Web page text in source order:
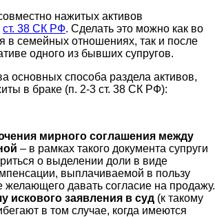
нажитых активов
ст. 38 СК РФ. Сделать это можно как во
в семейных отношениях, так и после
одного из бывших супругов.
основных способа раздела активов,
в браке (п. 2-3 ст. 38 СК РФ):
мирного соглашения между
– в рамках такого документа супруги
о выделении доли в виде
выплачиваемой в пользу
желающего давать согласие на продажу.
искового заявления в суд (к такому
в том случае, когда имеются